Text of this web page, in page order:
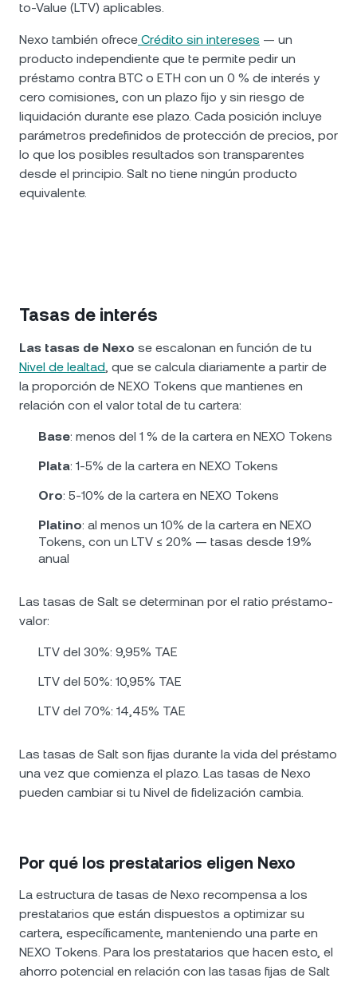
to-Value (LTV) aplicables.
Nexo también ofrece Crédito sin intereses — un
producto independiente que te permite pedir un
préstamo contra BTC o ETH con un 0 % de interés y
cero comisiones, con un plazo fijo y sin riesgo de
liquidación durante ese plazo. Cada posición incluye
parámetros predefinidos de protección de precios, por
lo que los posibles resultados son transparentes
desde el principio. Salt no tiene ningún producto
equivalente.
Tasas de interés
Las tasas de Nexo se escalonan en función de tu
Nivel de lealtad, que se calcula diariamente a partir de
la proporción de NEXO Tokens que mantienes en
relación con el valor total de tu cartera:
Base: menos del 1 % de la cartera en NEXO Tokens
Plata: 1-5% de la cartera en NEXO Tokens
Oro: 5-10% de la cartera en NEXO Tokens
Platino: al menos un 10% de la cartera en NEXO
Tokens, con un LTV ≤ 20% — tasas desde 1.9%
anual
Las tasas de Salt se determinan por el ratio préstamo-
valor:
LTV del 30%: 9,95% TAE
LTV del 50%: 10,95% TAE
LTV del 70%: 14,45% TAE
Las tasas de Salt son fijas durante la vida del préstamo
una vez que comienza el plazo. Las tasas de Nexo
pueden cambiar si tu Nivel de fidelización cambia.
Por qué los prestatarios eligen Nexo
La estructura de tasas de Nexo recompensa a los
prestatarios que están dispuestos a optimizar su
cartera, específicamente, manteniendo una parte en
NEXO Tokens. Para los prestatarios que hacen esto, el
ahorro potencial en relación con las tasas fijas de Salt